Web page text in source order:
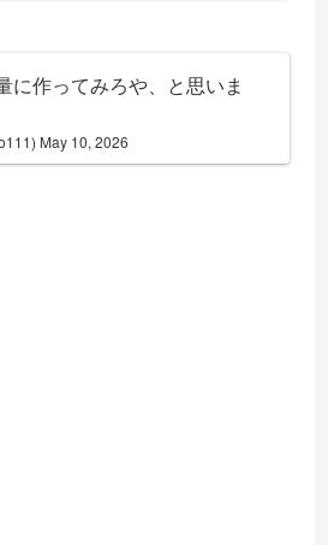
に作ってみろや、と思いま
May 10, 2026